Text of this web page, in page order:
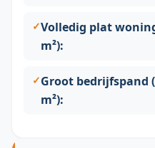
Volledig plat
m²):
Groot bedrijfspand
m²):